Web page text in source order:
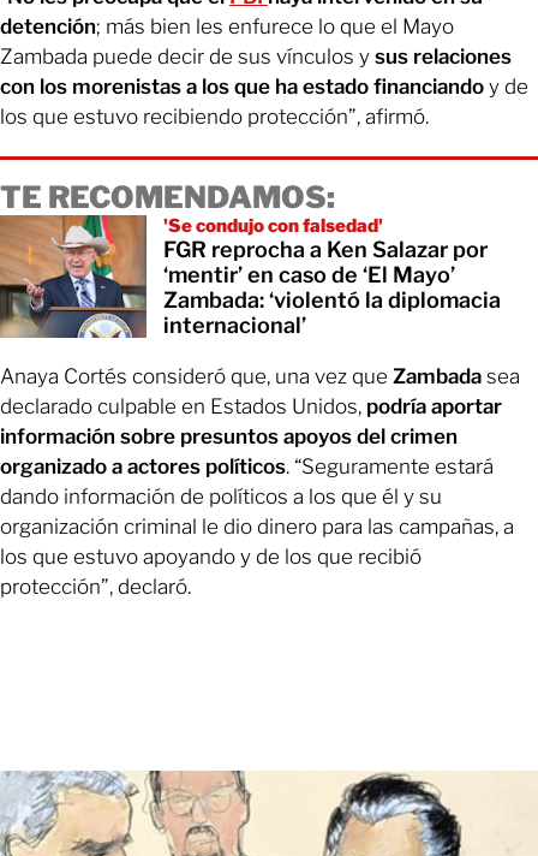
detención; más bien les enfurece lo que el Mayo
Zambada puede decir de sus vínculos y sus relaciones
con los morenistas a los que ha estado financiando y de
los que estuvo recibiendo protección”, afirmó.
TE RECOMENDAMOS:
'Se condujo con falsedad'
FGR reprocha a Ken Salazar por
‘mentir’ en caso de ‘El Mayo’
Zambada: ‘violentó la diplomacia
internacional’
Anaya Cortés consideró que, una vez que Zambada sea
declarado culpable en Estados Unidos, podría aportar
información sobre presuntos apoyos del crimen
organizado a actores políticos. “Seguramente estará
dando información de políticos a los que él y su
organización criminal le dio dinero para las campañas, a
los que estuvo apoyando y de los que recibió
protección”, declaró.